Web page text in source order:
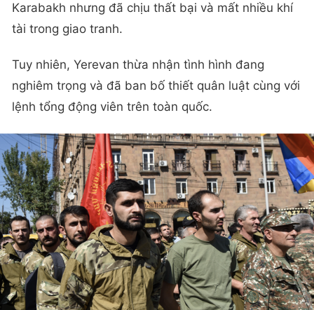
Karabakh nhưng đã chịu thất bại và mất nhiều khí
tài trong giao tranh.
Tuy nhiên, Yerevan thừa nhận tình hình đang
nghiêm trọng và đã ban bố thiết quân luật cùng với
lệnh tổng động viên trên toàn quốc.